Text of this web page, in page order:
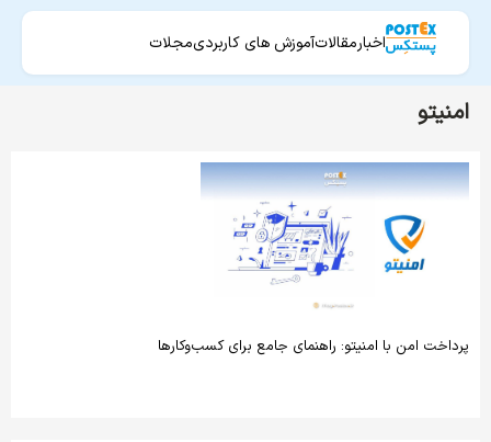
اخبارمقالاتآموزش های کاربردیمجلات
امنیتو
پرداخت امن با امنیتو: راهنمای جامع برای کسب‌وکارها